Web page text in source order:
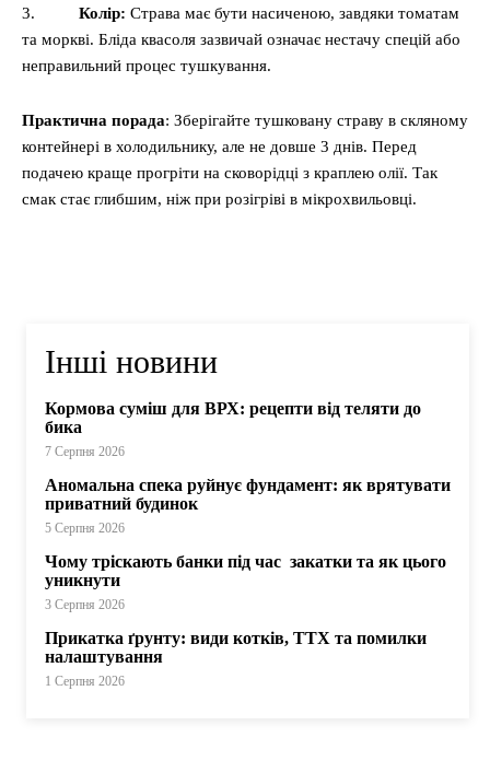
3. Колір: Страва має бути насиченою, завдяки томатам
та моркві. Бліда квасоля зазвичай означає нестачу спецій або
неправильний процес тушкування.
Практична порада: Зберігайте тушковану страву в скляному
контейнері в холодильнику, але не довше 3 днів. Перед
подачею краще прогріти на сковорідці з краплею олії. Так
смак стає глибшим, ніж при розігріві в мікрохвильовці.
Інші новини
Кормова суміш для ВРХ: рецепти від теляти до
бика
7 Серпня 2026
Аномальна спека руйнує фундамент: як врятувати
приватний будинок
5 Серпня 2026
Чому тріскають банки під час закатки та як цього
уникнути
3 Серпня 2026
Прикатка ґрунту: види котків, ТТХ та помилки
налаштування
1 Серпня 2026